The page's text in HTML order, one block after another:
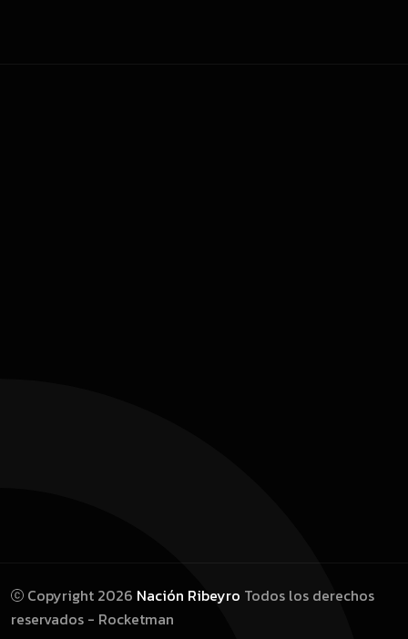
Copyright 2026 Nación Ribeyro Todos los derechos
reservados - Rocketman